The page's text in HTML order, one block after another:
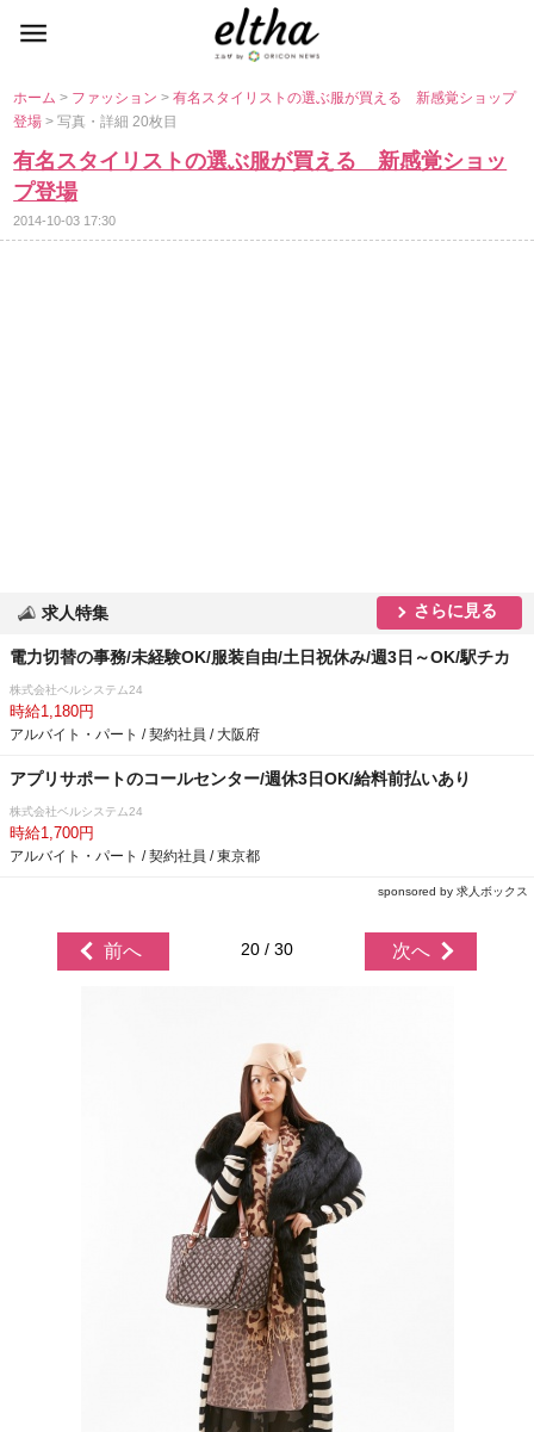
ホーム> ファッション>有名スタイリストの選ぶ服が買える 新感覚ショップ
登場> 写真・詳細 20枚目
有名スタイリストの選ぶ服が買える 新感覚ショッ
プ登場
2014-10-03 17:30
求人特集 さらに見る
電力切替の事務/未経験OK/服装自由/土日祝休み/週3日～OK/駅チカ
株式会社ベルシステム24
時給1,180円
アルバイト・パート / 契約社員 / 大阪府
アプリサポートのコールセンター/週休3日OK/給料前払いあり
株式会社ベルシステム24
時給1,700円
アルバイト・パート / 契約社員 / 東京都
sponsored by 求人ボックス
前へ 20 / 30 次へ